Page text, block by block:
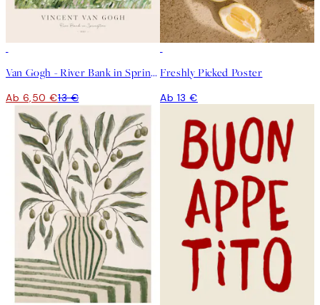
Van Gogh - River Bank in Springtime Poster
Ab 6,50 €13 €
Freshly Picked Poster
Ab 13 €